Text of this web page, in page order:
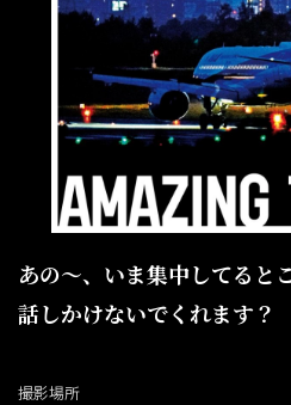
あの～、いま集中してると
話しかけないでくれます？
撮影場所